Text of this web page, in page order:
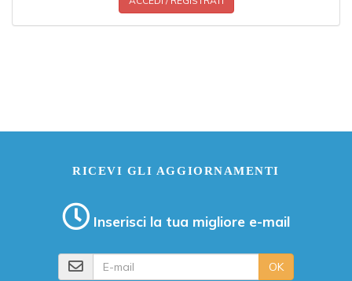
RICEVI GLI AGGIORNAMENTI
Inserisci la tua migliore e-mail
OK